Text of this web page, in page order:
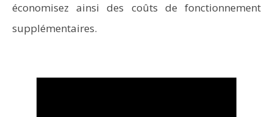
économisez ainsi des coûts de fonctionnement
supplémentaires.